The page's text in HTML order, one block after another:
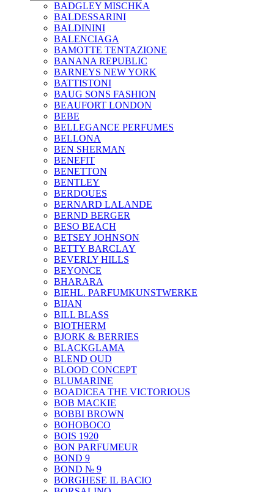
BADGLEY MISCHKA
BALDESSARINI
BALDININI
BALENCIAGA
BAMOTTE TENTAZIONE
BANANA REPUBLIC
BARNEYS NEW YORK
BATTISTONI
BAUG SONS FASHION
BEAUFORT LONDON
BEBE
BELLEGANCE PERFUMES
BELLONA
BEN SHERMAN
BENEFIT
BENETTON
BENTLEY
BERDOUES
BERNARD LALANDE
BERND BERGER
BESO BEACH
BETSEY JOHNSON
BETTY BARCLAY
BEVERLY HILLS
BEYONCE
BHARARA
BIEHL. PARFUMKUNSTWERKE
BIJAN
BILL BLASS
BIOTHERM
BJORK & BERRIES
BLACKGLAMA
BLEND OUD
BLOOD CONCEPT
BLUMARINE
BOADICEA THE VICTORIOUS
BOB MACKIE
BOBBI BROWN
BOHOBOCO
BOIS 1920
BON PARFUMEUR
BOND 9
BOND № 9
BORGHESE IL BACIO